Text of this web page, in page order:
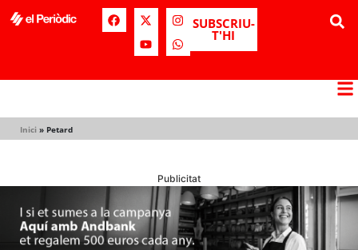
SUBSCRIU-
T'HI
Inici » Petard
Publicitat